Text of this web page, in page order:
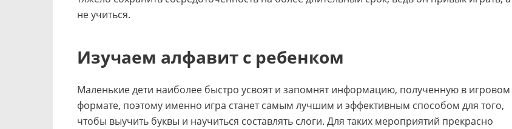
не учиться.
Изучаем алфавит с ребенком
Маленькие дети наиболее быстро усвоят и запомнят информацию, полученную в игровом
формате, поэтому именно игра станет самым лучшим и эффективным способом для того,
чтобы выучить буквы и научиться составлять слоги. Для таких мероприятий прекрасно